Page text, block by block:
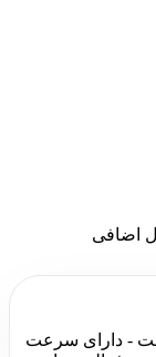
اضافی
- دارای سرعت